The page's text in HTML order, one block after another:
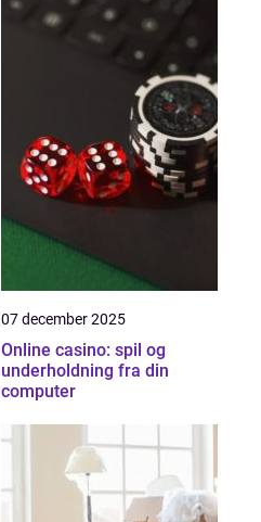
07 december 2025
Online casino: spil og
underholdning fra din
computer